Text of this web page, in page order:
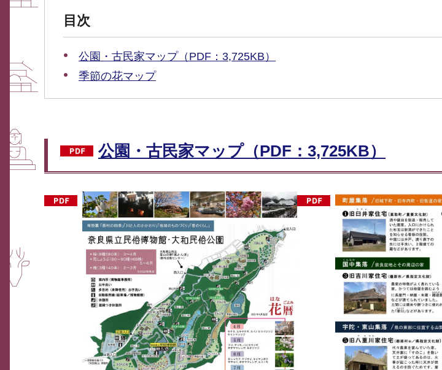
目次
公園・古民家マップ（PDF：3,725KB）
季節の花マップ
公園・古民家マップ（PDF：3,725KB）